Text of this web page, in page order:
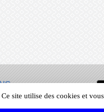
Ce site utilise des cookies et